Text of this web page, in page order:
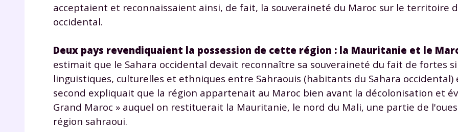
acceptaient et reconnaissaient ainsi, de fait, la souveraineté du Maroc sur le territoire
occidental.
Deux pays revendiquaient la possession de cette région : la Mauritanie et le
estimait que le Sahara occidental devait reconnaître sa souveraineté du fait de fortes
linguistiques, culturelles et ethniques entre Sahraouis (habitants du Sahara occidental)
second expliquait que la région appartenait au Maroc bien avant la décolonisation et
Grand Maroc » auquel on restituerait la Mauritanie, le nord du Mali, une partie de
région sahraoui.